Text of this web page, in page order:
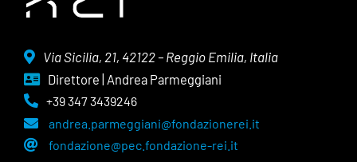
Via Sicilia, 21, 42122 – Reggio Emilia, Italia
Direttore | Andrea Parmeggiani
+39 347 3439246
andrea.parmeggiani@fondazionerei.it
fondazione@pec.fondazione-rei.it